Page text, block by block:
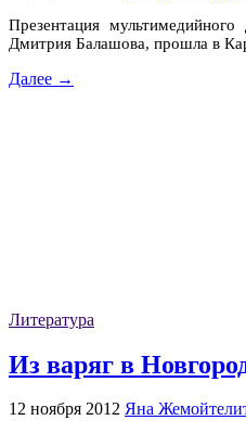
Презентация
Дмитрия Балашова, прошла в
Далее →
Литература
Из варяг в
12 ноября 2012 Яна